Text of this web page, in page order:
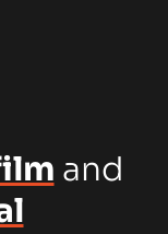
and